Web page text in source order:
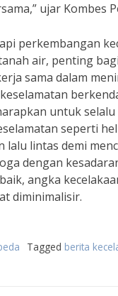
ujar Kombes
perkembangan
air, penting
sama dalam
untuk
seperti
lalu lintas demi
dengan
angka
diminimalisir.
Tagged berita